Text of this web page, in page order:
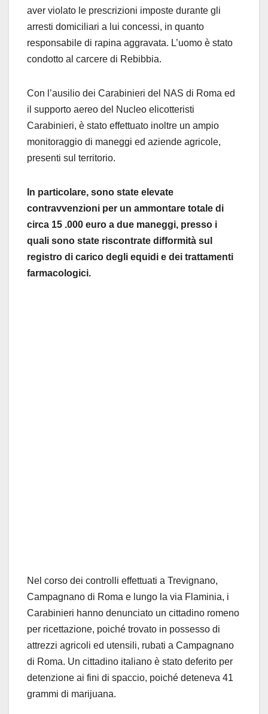
aver violato le prescrizioni imposte durante gli
arresti domiciliari a lui concessi, in quanto
responsabile di rapina aggravata. L’uomo è stato
condotto al carcere di Rebibbia.
Con l’ausilio dei Carabinieri del NAS di Roma ed
il supporto aereo del Nucleo elicotteristi
Carabinieri, è stato effettuato inoltre un ampio
monitoraggio di maneggi ed aziende agricole,
presenti sul territorio.
In particolare, sono state elevate
contravvenzioni per un ammontare totale di
circa 15 .000 euro a due maneggi, presso i
quali sono state riscontrate difformità sul
registro di carico degli equidi e dei trattamenti
farmacologici.
Nel corso dei controlli effettuati a Trevignano,
Campagnano di Roma e lungo la via Flaminia, i
Carabinieri hanno denunciato un cittadino romeno
per ricettazione, poiché trovato in possesso di
attrezzi agricoli ed utensili, rubati a Campagnano
di Roma. Un cittadino italiano è stato deferito per
detenzione ai fini di spaccio, poiché deteneva 41
grammi di marijuana.